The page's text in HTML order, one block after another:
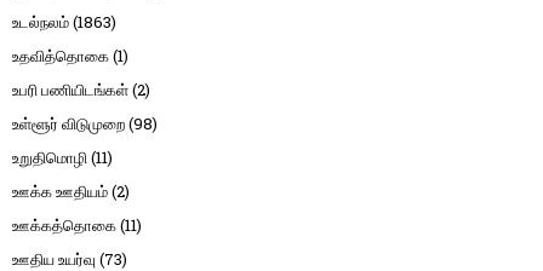
உடல்நலம்(1863)
உதவித்தொகை(1)
உபரி பணியிடங்கள்(2)
உள்ளூர் விடுமுறை(98)
உறுதிமொழி(11)
ஊக்க ஊதியம்(2)
ஊக்கத்தொகை(11)
ஊதிய உயர்வு (73)